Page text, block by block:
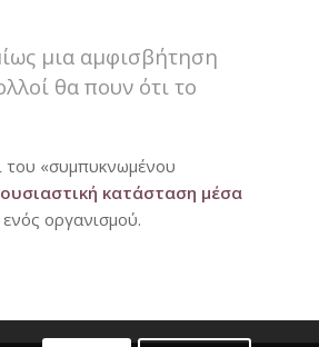
μια αμφισβήτηση
θα πουν ότι το
του «συμπυκνωμένου
κατάσταση μέσα
οργανισμού.